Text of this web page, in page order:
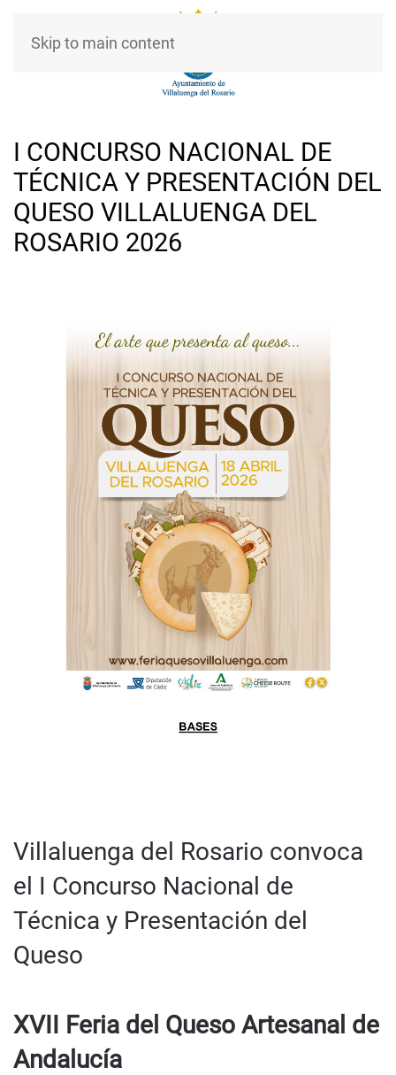
Skip to main content
I CONCURSO NACIONAL DE
TÉCNICA Y PRESENTACIÓN DEL
QUESO VILLALUENGA DEL
ROSARIO 2026
Villaluenga del Rosario convoca
el I Concurso Nacional de
Técnica y Presentación del
Queso
XVII Feria del Queso Artesanal de
Andalucía